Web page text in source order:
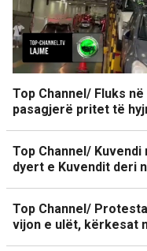
Top Channel/ Fluks
pasagjerë pritet të
Top Channel/
dyert e Kuvendit deri
Top Channel/
vijon e ulët, kërkesat